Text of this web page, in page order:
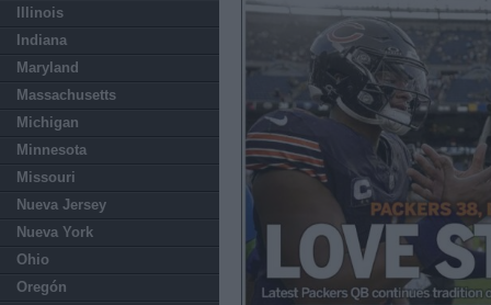
Illinois
Indiana
Maryland
Massachusetts
Michigan
Minnesota
Missouri
Nueva Jersey
Nueva York
Ohio
Oregón